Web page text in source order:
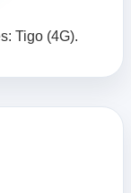
Tigo (4G).